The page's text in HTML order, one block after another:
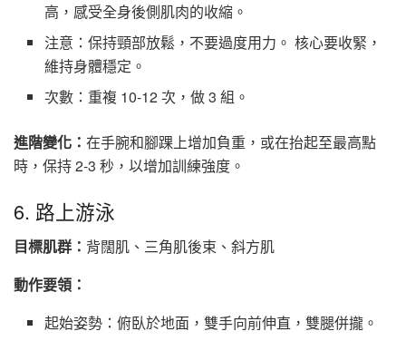
高，感受全身後側肌肉的收縮。
注意：保持頸部放鬆，不要過度用力。 核心要收緊，
維持身體穩定。
次數：重複 10-12 次，做 3 組。
進階變化： 在手腕和腳踝上增加負重，或在抬起至最高點
時，保持 2-3 秒，以增加訓練強度。
6. 路上游泳
目標肌群： 背闊肌、三角肌後束、斜方肌
動作要領：
起始姿勢：俯臥於地面，雙手向前伸直，雙腿併攏。